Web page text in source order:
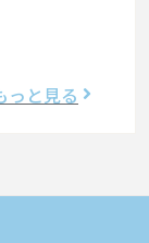
っと見る